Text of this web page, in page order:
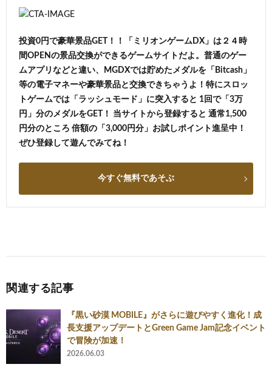
投資0円で豪華景品GET！！「ミリオンゲームDX」は２４時
間OPENの景品交換ができるゲームサイトだよ。普通のゲー
ムアプリなどと違い、MGDXでは貯めたメダルを「Bitcash」
等の電子マネーや豪華景品と交換できちゃうよ！特にスロッ
トゲームでは「ラッシュモード」に突入すると 1回で「3万
円」分のメダルをGET！ 当サイトから登録すると 通常1,500
円分のところ 倍額の「3,000円分」お試しポイント進呈中！
ぜひ登録して遊んでみてね！
今すぐ無料であそぶ
関連する記事
『黒い砂漠 MOBILE』がさらに遊びやすく進化！成
長支援アップデートとGreen Game Jam記念イベント
で冒険が加速！
2026.06.03